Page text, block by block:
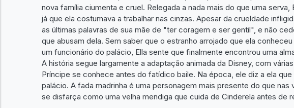
nova família ciumenta e cruel. Relegada a nada mais do que uma
já que ela costumava a trabalhar nas cinzas. Apesar da crueldade
as últimas palavras de sua mãe de "ter coragem e ser gentil", e não
que abusam dela. Sem saber que o estranho arrojado que ela
um funcionário do palácio, Ella sente que finalmente encontrou uma
A história segue largamente a adaptação animada da Disney, com
Príncipe se conhece antes do fatídico baile. Na época, ele diz a ela
palácio. A fada madrinha é uma personagem mais presente do que
se disfarça como uma velha mendiga que cuida de Cinderela antes de